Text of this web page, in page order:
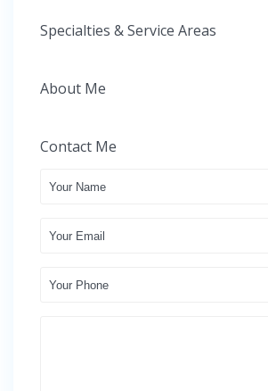
Specialties & Service Areas
About Me
Contact Me